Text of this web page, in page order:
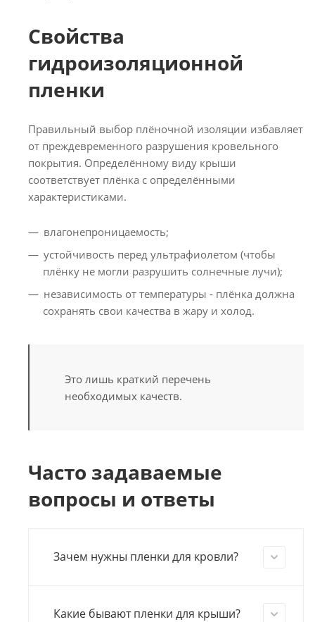
Свойства
гидроизоляционной
пленки
Правильный выбор плёночной изоляции избавляет
от преждевременного разрушения кровельного
покрытия. Определённому виду крыши
соответствует плёнка с определёнными
характеристиками.
влагонепроницаемость;
устойчивость перед ультрафиолетом (чтобы
плёнку не могли разрушить солнечные лучи);
независимость от температуры - плёнка должна
сохранять свои качества в жару и холод.
Это лишь краткий перечень
необходимых качеств.
Часто задаваемые
вопросы и ответы
Зачем нужны пленки для кровли?
Какие бывают пленки для крыши?